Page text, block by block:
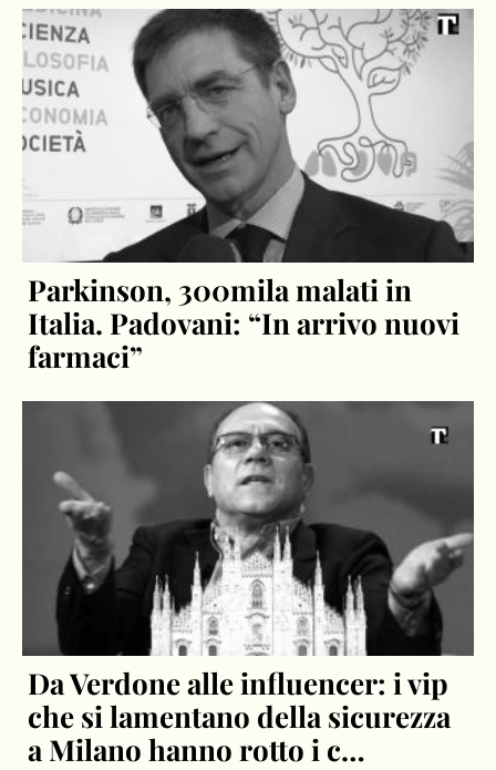
Parkinson, 300mila malati in
Italia. Padovani: “In arrivo nuovi
farmaci”
Da Verdone alle influencer: i vip
che si lamentano della sicurezza
a Milano hanno rotto i c…